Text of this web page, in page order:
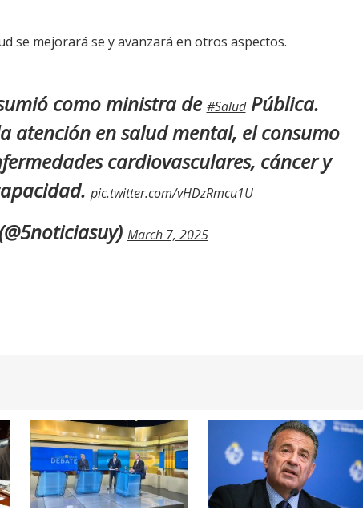
se mejorará se y avanzará en otros aspectos.
como ministra de #SaludPública.
atención en salud mental, el consumo
cardiovasculares, cáncer y
pic.twitter.com/vHDzRmcu1U
March 7, 2025